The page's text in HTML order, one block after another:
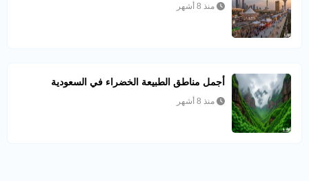
منذ 8 أشهر
أجمل مناطق الطبيعة الخضراء في السعودية
منذ 8 أشهر